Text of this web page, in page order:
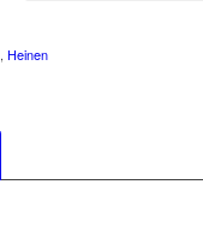
, Heinen